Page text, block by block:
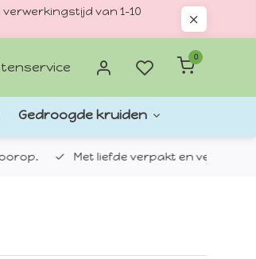
van 1–10
0
Gedroogde kruiden
Met liefde verpakt en verzonden.